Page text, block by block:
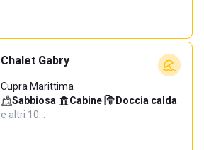
Chalet Gabry
Cupra Marittima
Sabbiosa· Cabine· Doccia calda·
e altri 10…